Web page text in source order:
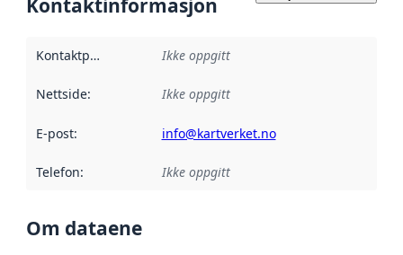
Kontaktinformasjon
Kontaktpunkt Ikke oppgitt
Nettside: Ikke oppgitt
E-post: info@kartverket.no
Telefon: Ikke oppgitt
Om dataene